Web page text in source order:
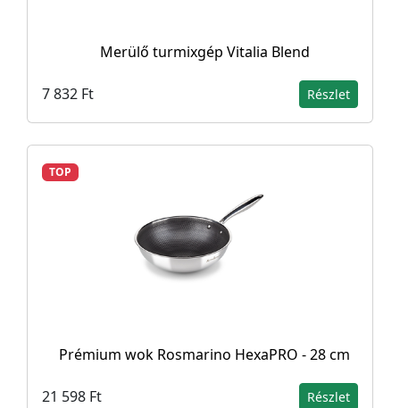
Merülő turmixgép Vitalia Blend
7 832 Ft Részlet
TOP
Prémium wok Rosmarino HexaPRO - 28 cm
21 598 Ft Részlet